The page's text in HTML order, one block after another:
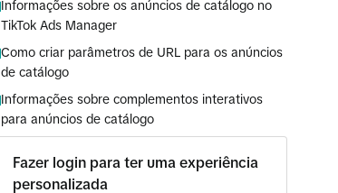
Informações sobre os anúncios de catálogo no
TikTok Ads Manager
Como criar parâmetros de URL para os anúncios
de catálogo
Informações sobre complementos interativos
para anúncios de catálogo
Fazer login para ter uma experiência
personalizada